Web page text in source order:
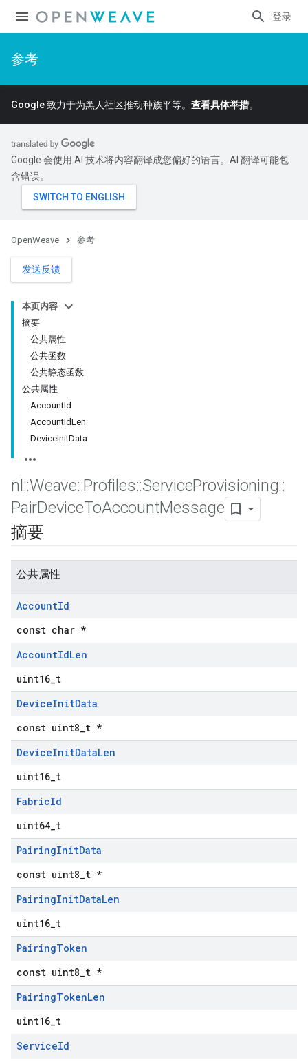
登录
参考
Google 致力于为黑人社区推动种族平等。 查看具体举措。
Google 会使用 AI 技术将内容翻译成您偏好的语言。AI 翻译可能包
含错误。
OpenWeave 参考
发送反馈
本页内容
摘要
公共属性
公共函数
公共静态函数
公共属性
AccountId
AccountIdLen
DeviceInitData
nl ::Weave::Profiles::ServiceProvisioning::
PairDeviceToAccountMessage
摘要
公共属性
AccountId
const char *
AccountIdLen
uint16_t
DeviceInitData
const uint8_t *
DeviceInitDataLen
uint16_t
FabricId
uint64_t
PairingInitData
const uint8_t *
PairingInitDataLen
uint16_t
PairingToken
const uint8_t *
PairingTokenLen
uint16_t
ServiceId